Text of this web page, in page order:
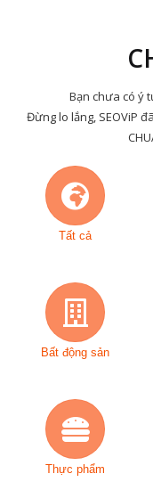
Bạn chưa có ý
Đừng lo lắng, SEOViP
Tất cả
Bất động sản
Thực phẩm